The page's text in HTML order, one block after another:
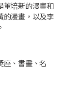
董培新的漫畫和
的漫畫，以及李
座、書畫、名